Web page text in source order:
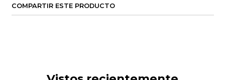
COMPARTIR ESTE PRODUCTO